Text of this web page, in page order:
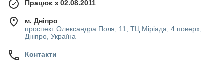
температура може виставлятися від 30 до 90С.
Теплова вітрина може мати вбудований зволожувач, який дає
можливість підтримувати заданий рівень вологості повітря
усередині обладнання, що дозволяє виключити пересихання
і пересихання продуктів і страв.
Працює з 02.08.2011
м. Дніпро
проспект Олександра Поля, 11, ТЦ Міріада, 4 поверх,
Дніпро, Україна
Контакти